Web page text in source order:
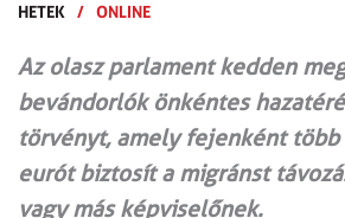
HETEK / ONLINE
Az olasz parlament kedden
bevándorlók önkéntes
törvényt, amely fejenként több
eurót biztosít a migránst
vagy más képviselőnek.